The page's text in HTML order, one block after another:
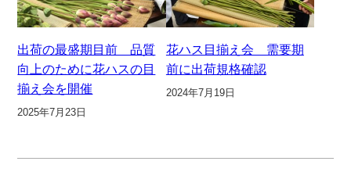
出荷の最盛期目前 品質
向上のために花ハスの目
揃え会を開催
2025年7月23日
花ハス目揃え会 需要期
前に出荷規格確認
2024年7月19日